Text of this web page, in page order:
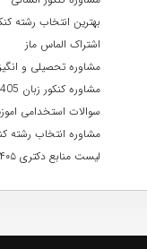
بهترین انتخاب رشته
اشتراک الماس ماز
مشاوره تحصیلی و
مشاوره کنکور زبان 1405
سوالات استخدامی
مشاوره انتخاب رشته
لیست منابع دکتری ۱۴۰۵